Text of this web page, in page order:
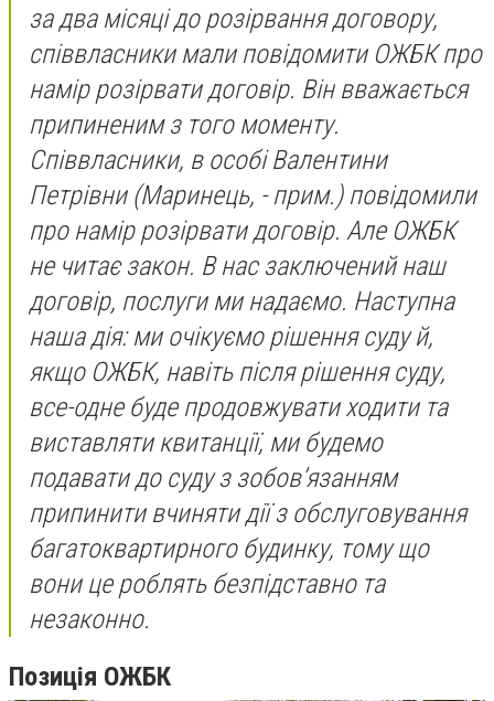
за два місяці до розірвання договору,
співвласники мали повідомити ОЖБК про
намір розірвати договір. Він вважається
припиненим з того моменту.
Співвласники, в особі Валентини
Петрівни(Маринець, - прим.) повідомили
про намір розірвати договір. Але ОЖБК
не читає закон. В нас заключений наш
договір, послуги ми надаємо. Наступна
наша дія: ми очікуємо рішення суду й,
якщо ОЖБК, навіть після рішення суду,
все-одне буде продовжувати ходити та
виставляти квитанції, ми будемо
подавати до суду з зобов’язанням
припинити вчиняти дії з обслуговування
багатоквартирного будинку, тому що
вони це роблять безпідставно та
незаконно.
Позиція ОЖБК